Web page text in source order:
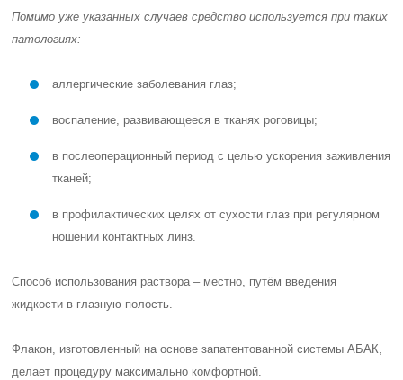
Помимо уже указанных случаев средство используется при таких
патологиях:
аллергические заболевания глаз;
воспаление, развивающееся в тканях роговицы;
в послеоперационный период с целью ускорения заживления
тканей;
в профилактических целях от сухости глаз при регулярном
ношении контактных линз.
Способ использования раствора – местно, путём введения
жидкости в глазную полость.
Флакон, изготовленный на основе запатентованной системы АБАК,
делает процедуру максимально комфортной.